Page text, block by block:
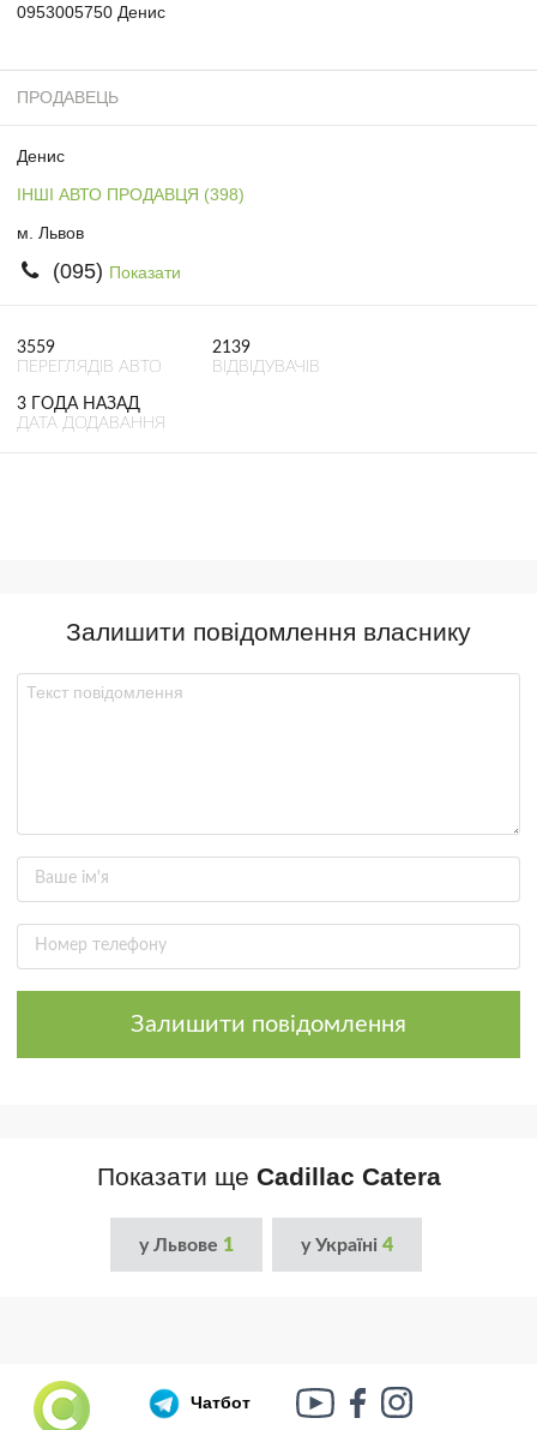
0953005750 Денис
ПРОДАВЕЦЬ
Денис
ІНШІ АВТО ПРОДАВЦЯ (398)
м. Львов
(095) Показати
3559
ПЕРЕГЛЯДІВ АВТО
2139
ВІДВІДУВАЧІВ
3 ГОДА НАЗАД
ДАТА ДОДАВАННЯ
Залишити повідомлення власнику
Залишити повідомлення
Показати ще Cadillac Catera
у Львове 1 у Україні 4
Чатбот